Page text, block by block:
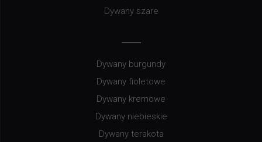
Dywany szare
Dywany burgundy
Dywany fioletowe
Dywany kremowe
Dywany niebieskie
Dywany terakota